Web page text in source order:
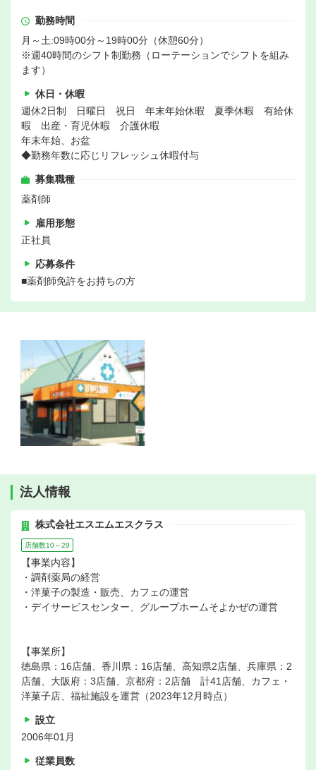
勤務時間
月～土:09時00分～19時00分（休憩60分）
※週40時間のシフト制勤務（ローテーションでシフトを組み
ます）
休日・休暇
週休2日制 日曜日 祝日 年末年始休暇 夏季休暇 有給休
暇 出産・育児休暇 介護休暇
年末年始、お盆
◆勤務年数に応じリフレッシュ休暇付与
募集職種
薬剤師
雇用形態
正社員
応募条件
■薬剤師免許をお持ちの方
法人情報
株式会社エスエムエスクラス
店舗数10～29
【事業内容】
・調剤薬局の経営
・洋菓子の製造・販売、カフェの運営
・デイサービスセンター、グループホームそよかぜの運営
【事業所】
徳島県：16店舗、香川県：16店舗、高知県2店舗、兵庫県：2
店舗、大阪府：3店舗、京都府：2店舗 計41店舗、カフェ・
洋菓子店、福祉施設を運営（2023年12月時点）
設立
2006年01月
従業員数